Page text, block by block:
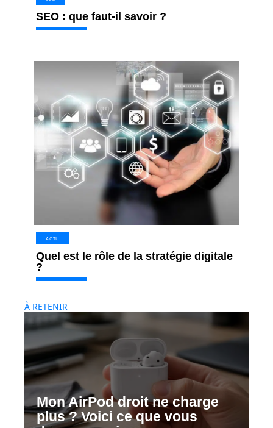
SEO : que faut-il savoir ?
ACTU
Quel est le rôle de la stratégie digitale
?
À RETENIR
Mon AirPod droit ne charge
plus ? Voici ce que vous